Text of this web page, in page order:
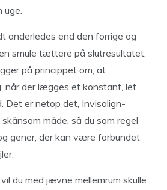
uge.
anderledes end den forrige og
smule tættere på slutresultatet.
på princippet om, at
når der lægges et konstant, let
Det er netop det, Invisalign-
måde, så du som regel
gener, der kan være forbundet
du med jævne mellemrum skulle